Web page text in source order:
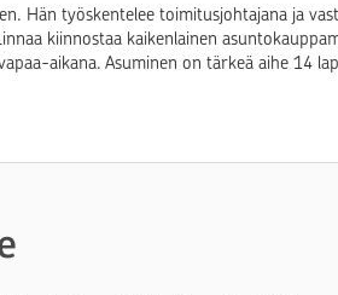
Hän työskentelee toimitusjohtajana ja
kiinnostaa kaikenlainen
aikana. Asuminen on tärkeä aihe 14